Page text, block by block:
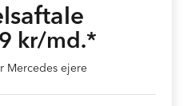
kr/md.*
Mercedes ejere